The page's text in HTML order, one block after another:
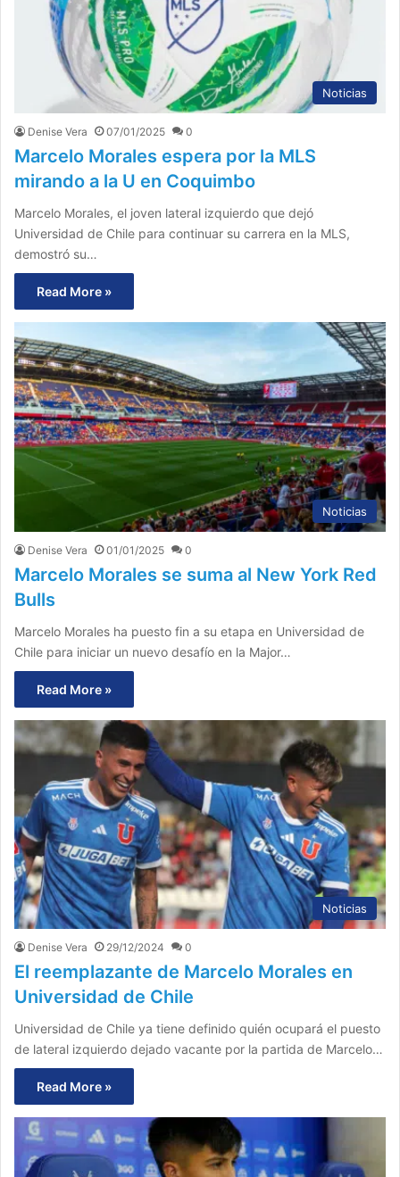
Noticias
Denise Vera 07/01/2025 0
Marcelo Morales espera por la MLS
mirando a la U en Coquimbo
Marcelo Morales, el joven lateral izquierdo que dejó
Universidad de Chile para continuar su carrera en la MLS,
demostró su…
Read More »
Noticias
Denise Vera 01/01/2025 0
Marcelo Morales se suma al New York Red
Bulls
Marcelo Morales ha puesto fin a su etapa en Universidad de
Chile para iniciar un nuevo desafío en la Major…
Read More »
Noticias
Denise Vera 29/12/2024 0
El reemplazante de Marcelo Morales en
Universidad de Chile
Universidad de Chile ya tiene definido quién ocupará el puesto
de lateral izquierdo dejado vacante por la partida de Marcelo…
Read More »